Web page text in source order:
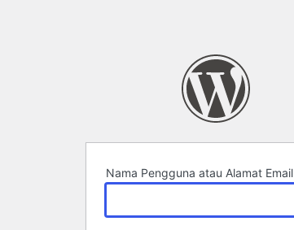
Nama Pengguna atau Alamat Email